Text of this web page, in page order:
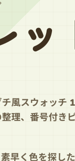
ッ
風スウォッチ
理、番号付き
早く色を探し